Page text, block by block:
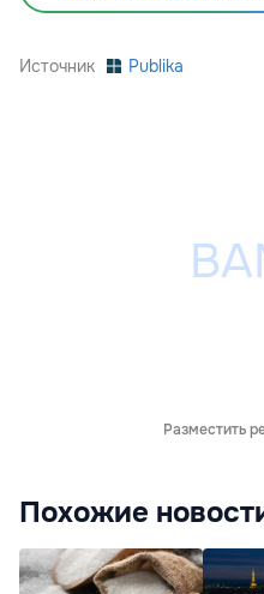
Источник Publika
Разместить
Похожие